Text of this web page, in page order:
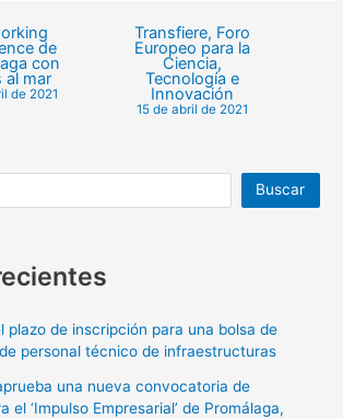
de
con
al mar
de 2021
Transfiere, Foro
Europeo para la
Ciencia,
Tecnología e
Innovación
15 de abril de 2021
Buscar
plazo de inscripción para una bolsa de
personal técnico de infraestructuras
una nueva convocatoria de
el ‘Impulso Empresarial’ de Promálaga,